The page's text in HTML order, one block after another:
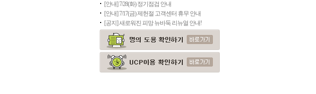
[안내] 7/28(화) 정기점검 안내
[안내] 7/17(금) 제헌절 고객센터 휴무 안내
[공지] 새로워진 피망 뉴바둑 리뉴얼 안내!